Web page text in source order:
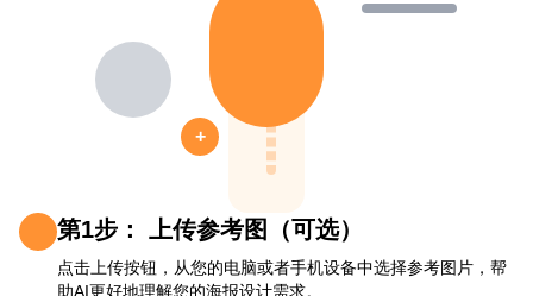
+
第1步： 上传参考图（可选）
点击上传按钮，从您的电脑或者手机设备中选择参考图片，帮
助AI更好地理解您的海报设计需求。